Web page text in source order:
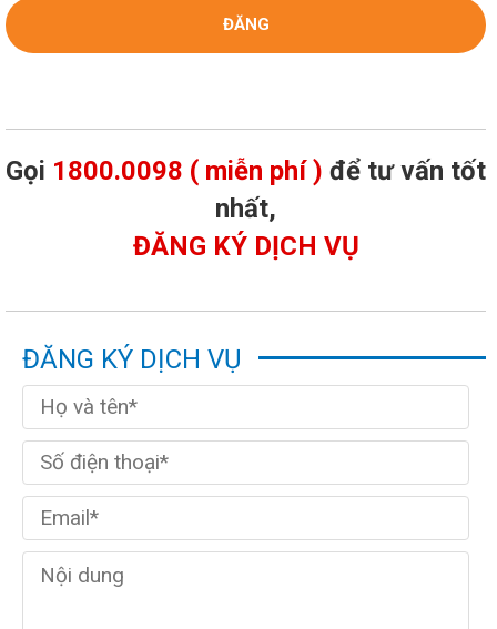
Gọi 1800.0098 ( miễn phí ) để tư vấn tốt
nhất,
ĐĂNG KÝ DỊCH VỤ
ĐĂNG KÝ DỊCH VỤ